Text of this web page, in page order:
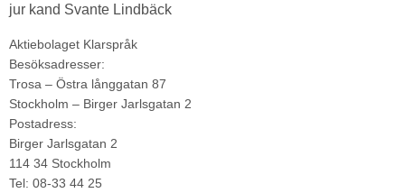
jur kand Svante Lindbäck
Aktiebolaget Klarspråk
Besöksadresser:
Trosa – Östra långgatan 87
Stockholm – Birger Jarlsgatan 2
Postadress:
Birger Jarlsgatan 2
114 34 Stockholm
Tel: 08-33 44 25